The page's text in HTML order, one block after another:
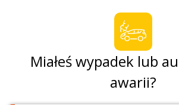
Miałeś wypadek lub
awarii?